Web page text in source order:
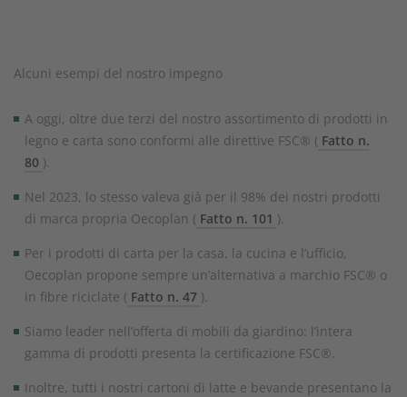
Alcuni esempi del nostro impegno
A oggi, oltre due terzi del nostro assortimento di prodotti in
legno e carta sono conformi alle direttive FSC® ( Fatto n.
80 ).
Nel 2023, lo stesso valeva già per il 98% dei nostri prodotti
di marca propria Oecoplan ( Fatto n. 101 ).
Per i prodotti di carta per la casa, la cucina e l’ufficio,
Oecoplan propone sempre un’alternativa a marchio FSC® o
in fibre riciclate ( Fatto n. 47 ).
Siamo leader nell’offerta di mobili da giardino: l’intera
gamma di prodotti presenta la certificazione FSC®.
Inoltre, tutti i nostri cartoni di latte e bevande presentano la